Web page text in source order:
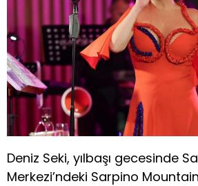
Deniz Seki, yılbaşı gecesinde
Merkezi’ndeki Sarpino